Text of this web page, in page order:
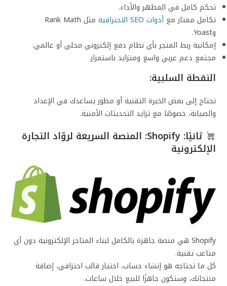
تحكم كامل في المظهر والأداء.
تكامل ممتاز معأدوات SEO الاحترافية
مثل Rank Math
وYoast.
إمكانية ربط المتجر بأي نظام دفع إلكتروني محلي أو عالمي.
مجتمع دعم عربي واسع ومتزايد باستمرار.
النقطة السلبية:
تحتاج إلى بعض الخبرة التقنية أو مطور يساعدك في الإعداد
والصيانة، خصوصًا مع تزايد التحديثات الأمنية.
ثانيًا: Shopify: المنصة السريعة لروّاد التجارة
الإلكترونية
Shopify هي منصة جاهزة بالكامل لبناء المتاجر الإلكترونية دون أي
متاعب تقنية.
كل ما تحتاجه هو إنشاء حساب، اختيار قالب احترافي، إضافة
منتجاتك، وستكون جاهزًا للبيع خلال ساعات.